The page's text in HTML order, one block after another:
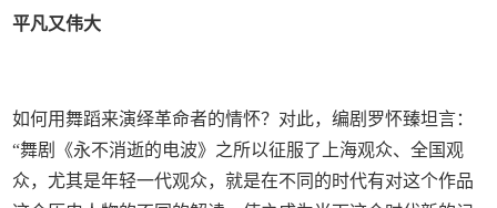
平凡又伟大
如何用舞蹈来演绎革命者的情怀？对此，编剧罗怀臻坦言：
“舞剧《永不消逝的电波》之所以征服了上海观众、全国观
众，尤其是年轻一代观众，就是在不同的时代有对这个作品